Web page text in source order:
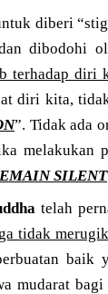
diberi
dibodohi
terhadap diri
diri kita,
”. Tidak ada
melakukan
SILENT
telah
tidak
baik
mudarat